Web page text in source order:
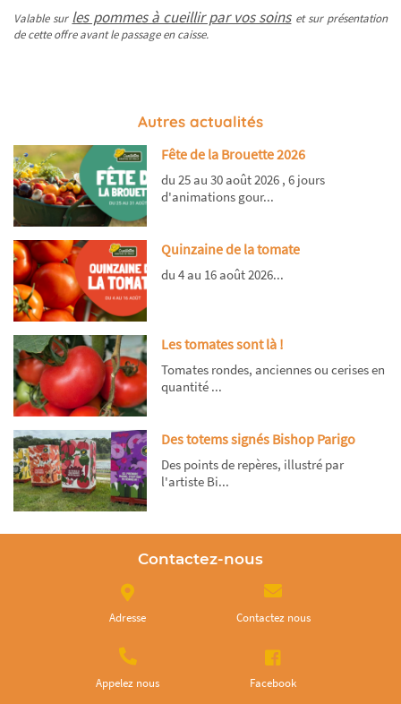
Valable sur les pommes à cueillir par vos soinset sur présentation
de cette offre avant le passage en caisse.
Autres actualités
Fête de la Brouette 2026
du 25 au 30 août 2026 , 6 jours
d'animations gour...
Quinzaine de la tomate
du 4 au 16 août 2026...
Les tomates sont là !
Tomates rondes, anciennes ou cerises en
quantité ...
Des totems signés Bishop Parigo
Des points de repères, illustré par
l'artiste Bi...
Contactez-nous
Adresse Contactez nous
Appelez nous Facebook